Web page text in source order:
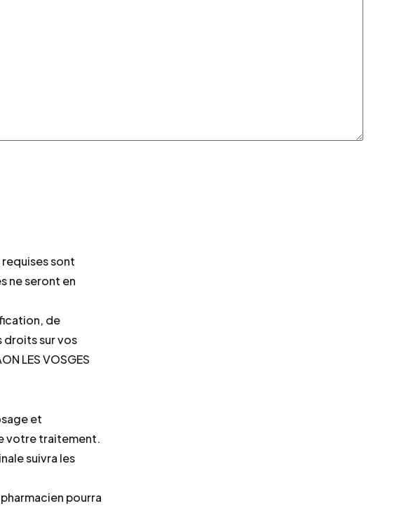
sont
ne seront en
de
droits sur vos
LES VOSGES
et
votre traitement.
suivra les
pourra